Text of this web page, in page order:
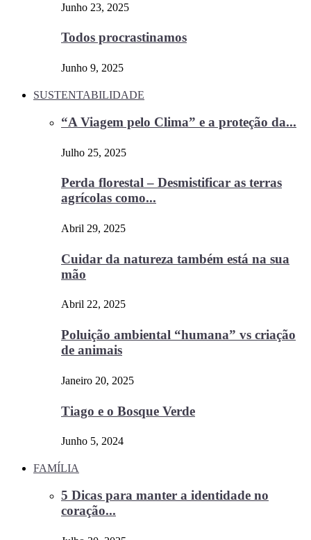
Junho 23, 2025
Todos procrastinamos
Junho 9, 2025
SUSTENTABILIDADE
“A Viagem pelo Clima” e a proteção da...
Julho 25, 2025
Perda florestal – Desmistificar as terras
agrícolas como...
Abril 29, 2025
Cuidar da natureza também está na sua
mão
Abril 22, 2025
Poluição ambiental “humana” vs criação
de animais
Janeiro 20, 2025
Tiago e o Bosque Verde
Junho 5, 2024
FAMÍLIA
5 Dicas para manter a identidade no
coração...